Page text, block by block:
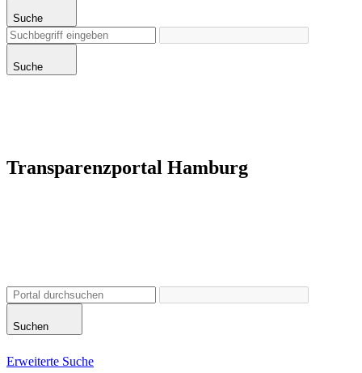
Suche
Suche
Transparenzportal Hamburg
Suchen
Erweiterte Suche